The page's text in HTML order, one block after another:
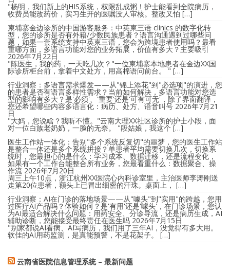
"杨明，我们新上的HIS系统，权限乱成粥！护士能看到全院病历，
收费员能改药价，实习生开的医嘱没人审核。整改又怕 […]
柬埔寨金边诊所的中国游客服务：中英柬三语 clinics 的数字化转
型，您的诊所是否有外籍/少数民族患者？语言沟通遇到过哪些问
题，如果一套系统支持中英柬三语，您会为跨境患者使用吗？最看
重哪方面，多语言功能对您的业务拓展，价值有多大？主要吸引
2026年7月22日
"陈医生，我的药，一天吃几次？"一位柬埔寨本地患者在金边XX国
际诊所柜台前，拿着中文处方，用高棉语问前台。 " […]
行业洞察：多语言需求爆发——从"锦上添花"到"必选项"的演进，您
的患者是否有语言多样性需求？当前如何解决，多语言功能对您选
型的影响有多大？是'必须'、'重要'还是'可有可无'，除了界面翻译，
您还希望哪些内容多语言化：病历、处方、语音叫号 2026年7月21
日
"大妈，您说啥？我听不懂。"云南大理XX社区诊所的护士小段，面
对一位白族老奶奶，一脸的无奈。 "段姑娘，我这个 […]
医生工作站一体化：告别"多个系统反复切"的噩梦，您的医生工作站
是整合一体还是多个系统拼接？单患者平均需要切换几次，切换系
统时，您最担心的是什么：学习成本、数据迁移，还是流程变化，
如果有一个工作台能整合所有业务，您最看重什么：数据聚合、操
作流 2026年7月20日
周三上午10点，浙江杭州XX医院心内科诊室里，主治医师李涛刚送
走第20位患者，额头上已冒出细密的汗珠。桌面上， […]
行业洞察：AI在门诊的落地场景——从"噱头"到"实用"的跨越，您用
过医疗AI产品吗？体验如何？是'有用'还是'噱头'，在门诊场景，您认
为AI最适合解决什么问题：用药安全、分诊导流，还是病历生成，AI
辅助诊断，您能接受最终责任在医生吗 2026年7月15日
"别家都说AI看病、AI写病历，我们用了三年AI，没觉得有多大用。
软佳的AI用药监测，是真能预警，不是花架子。 […]
云南省医院信息管理系统 – 最新问题